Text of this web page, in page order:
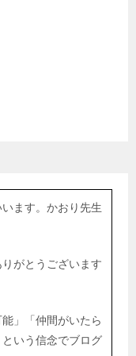
ます。かおり先生
がとうございます
」「仲間がいたら
いう信念でブログ